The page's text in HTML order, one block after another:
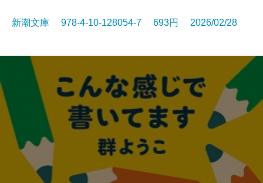
新潮文庫 978-4-10-128054-7 693円 2026/02/28